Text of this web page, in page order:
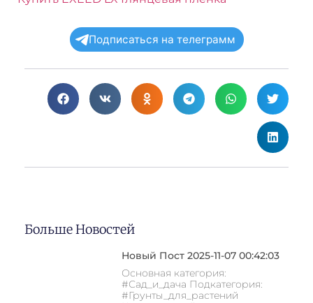
Подписаться на телеграмм
Больше Новостей
Новый Пост 2025-11-07 00:42:03
Основная категория:
#Сад_и_дача Подкатегория:
#Грунты_для_растений